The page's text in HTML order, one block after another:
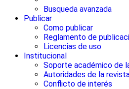
Busqueda avanzada
Publicar
Como publicar
Reglamento de
Licencias de uso
Institucional
Soporte académico de
Autoridades de la
Conflicto de interés